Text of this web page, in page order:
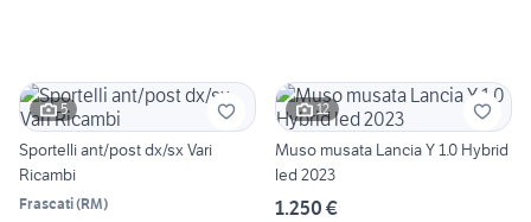
5
Sportelli ant/post dx/sx Vari
Ricambi
Frascati(RM)
12
Muso musata Lancia Y 1.0 Hybrid
led 2023
1.250 €